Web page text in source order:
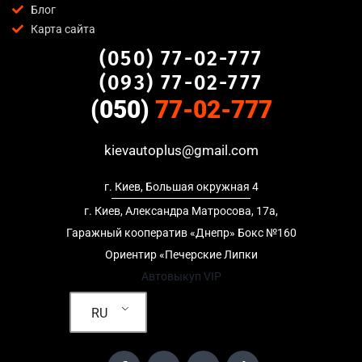
предоставляем полный пакет документов;
Гибкий подход
Академгородок, Киев для осмотра авто и заключения
Честные цены — предлагаем до 95% от рыночной
стоимости даже за авто после аварии или с пробегом;
персональных данных, отсутствие посредников и “серых”
Любое состояние автомобиля— мы выкупаем авто после
ДТП, неисправные, не на ходу, с запретом на регистрацию,
в кредите и с просроченной страховкой.
Кому подойдет автовыкуп в
Академгородок, Киев
Услуга автовыкуп в Академгородок, Киев актуальна для:
Блог
Карта сайта
(050) 77-02-777
(093) 77-02-777
(050) 77-02-777
kievautoplus@gmail.com
г. Киев, Большая окружная 4
г. Киев, Александра Матросова, 17а,
Гаражный кооператив «Днепр» Бокс №160
Ориентир «Печерские Липки
Автовыкуп VIP
RU